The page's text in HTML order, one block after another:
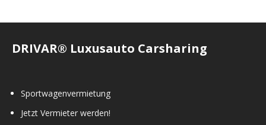
DRIVAR® Luxusauto Carsharing
Sportwagenvermietung
Jetzt Vermieter werden!